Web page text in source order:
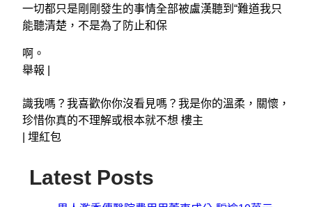
一切都只是剛剛發生的事情全部被盧漢聽到“難道我只
能聽清楚，不是為了防止和保
啊。
舉報 |
識我嗎？我喜歡你你沒看見嗎？我是你的溫柔，關懷，
珍惜你真的不理解或根本就不想 樓主
埋紅包
Latest Posts